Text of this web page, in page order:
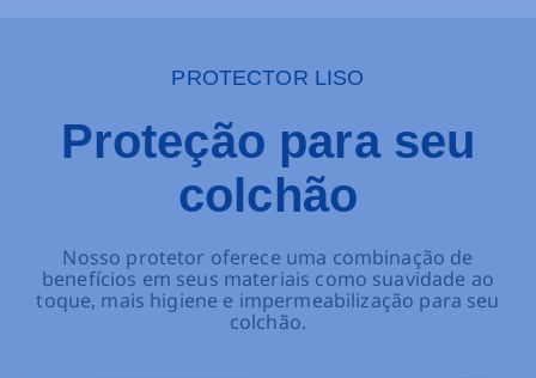
PROTECTOR LISO
Proteção para seu
colchão
Nosso protetor oferece uma combinação de
benefícios em seus materiais como suavidade ao
toque, mais higiene e impermeabilização para seu
colchão.